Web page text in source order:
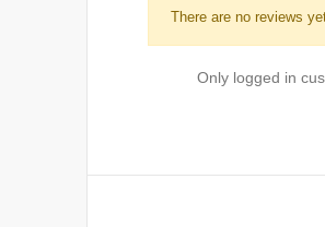
There are no reviews
Only logged in